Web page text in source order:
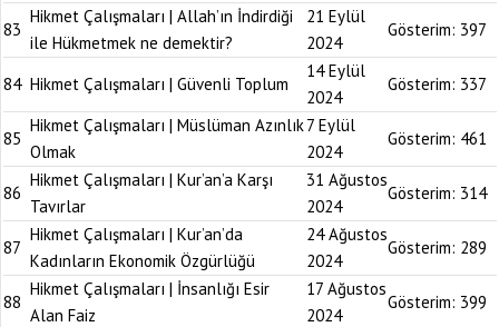
83
Hikmet Çalışmaları | Allah’ın İndirdiği
ile Hükmetmek ne demektir?
21 Eylül
2024
Gösterim: 397
84 Hikmet Çalışmaları | Güvenli Toplum
14 Eylül
2024
Gösterim: 337
85
Hikmet Çalışmaları | Müslüman Azınlık
Olmak
7 Eylül
2024
Gösterim: 461
86
Hikmet Çalışmaları | Kur’an’a Karşı
Tavırlar
31 Ağustos
2024
Gösterim: 314
87
Hikmet Çalışmaları | Kur’an’da
Kadınların Ekonomik Özgürlüğü
24 Ağustos
2024
Gösterim: 289
88
Hikmet Çalışmaları | İnsanlığı Esir
Alan Faiz
17 Ağustos
2024
Gösterim: 399